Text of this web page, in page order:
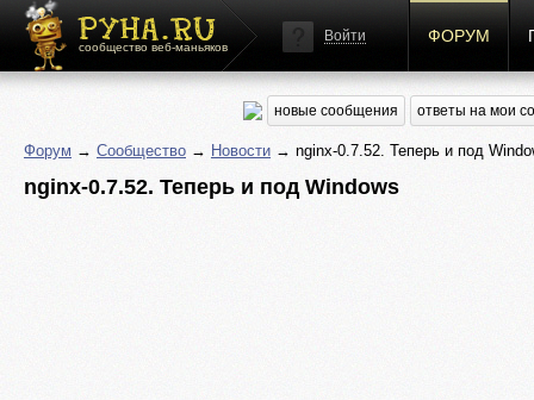
сообщество веб-маньяков
Войти ФОРУМ
новые сообщения ответы на мои
Форум → Сообщество → Новости → nginx-0.7.52. Теперь и под
nginx-0.7.52. Теперь и под Windows